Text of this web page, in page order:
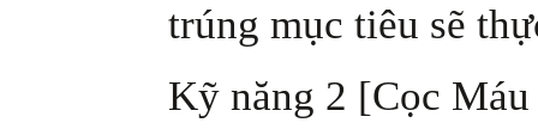
trúng mục tiêu sẽ
Kỹ năng 2 [Cọc